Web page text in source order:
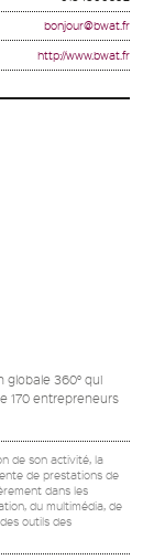
bonjour@bwat.fr
http://www.bwat.fr
globale 360° qui
170 entrepreneurs
de son activité, la
de prestations de
dans les
du multimédia, de
outils des